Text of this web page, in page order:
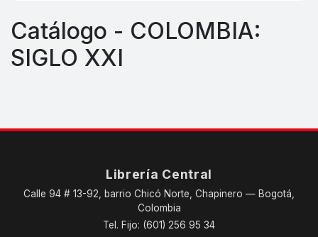
Catálogo - COLOMBIA:
SIGLO XXI
Librería Central
Calle 94 # 13-92, barrio Chicó Norte, Chapinero — Bogotá,
Colombia
Tel. Fijo: (601) 256 95 34